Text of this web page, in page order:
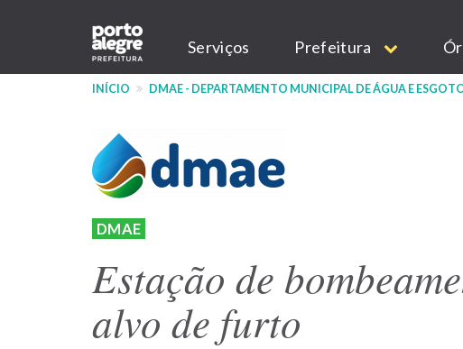
conteúdo
Main
navigation
Serviços Prefeitura
INÍCIO DMAE - DEPARTAMENTO MUNICIPAL DE ÁGUA E
DMAE
Estação de
alvo de furto